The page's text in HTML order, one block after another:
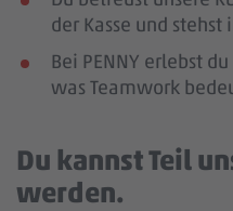
der Kasse und
Bei PENNY erlebst
was Teamwork
Du kannst Teil
werden.